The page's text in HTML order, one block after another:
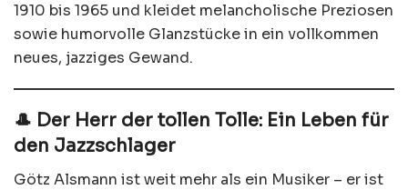
1910 bis 1965 und kleidet melancholische Preziosen
sowie humorvolle Glanzstücke in ein vollkommen
neues, jazziges Gewand.
🎩 Der Herr der tollen Tolle: Ein Leben für
den Jazzschlager
Götz Alsmann ist weit mehr als ein Musiker – er ist